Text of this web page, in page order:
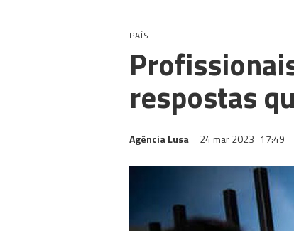
PAÍS
respostas
Agência Lusa 24 mar 2023 17:49